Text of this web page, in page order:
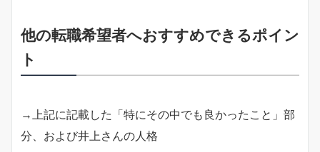
他の転職希望者へおすすめできるポイン
ト
→上記に記載した「特にその中でも良かったこと」部
分、および井上さんの人格